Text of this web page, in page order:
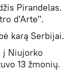
Pirandelas.
d'Arte".
karą Serbijai.
į Niujorko
13 žmonių.